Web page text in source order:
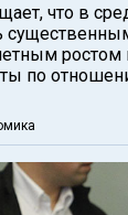
что в
ростом
по